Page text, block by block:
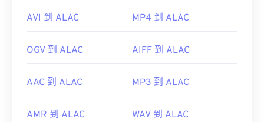
AVI 到 ALAC MP4 到 ALAC
OGV 到 ALAC AIFF 到 ALAC
AAC 到 ALAC MP3 到 ALAC
AMR 到 ALAC WAV 到 ALAC